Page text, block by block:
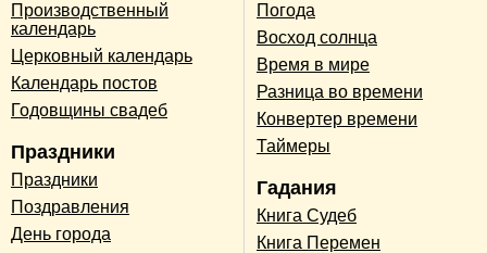
Производственный
календарь
Церковный календарь
Календарь постов
Годовщины свадеб
Праздники
Праздники
Поздравления
День города
Погода
Восход солнца
Время в мире
Разница во времени
Конвертер времени
Таймеры
Гадания
Книга Судеб
Книга Перемен